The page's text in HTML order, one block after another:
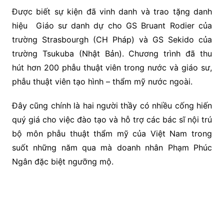
Được biết sự kiện đã vinh danh và trao tặng danh
hiệu Giáo sư danh dự cho GS Bruant Rodier của
trường Strasbourgh (CH Pháp) và GS Sekido của
trường Tsukuba (Nhật Bản). Chương trình đã thu
hút hơn 200 phẫu thuật viên trong nước và giáo sư,
phẫu thuật viên tạo hình – thẩm mỹ nước ngoài.
Đây cũng chính là hai người thầy có nhiều cống hiến
quý giá cho việc đào tạo và hỗ trợ các bác sĩ nội trú
bộ môn phẫu thuật thẩm mỹ của Việt Nam trong
suốt những năm qua mà doanh nhân Phạm Phúc
Ngân đặc biệt ngưỡng mộ.